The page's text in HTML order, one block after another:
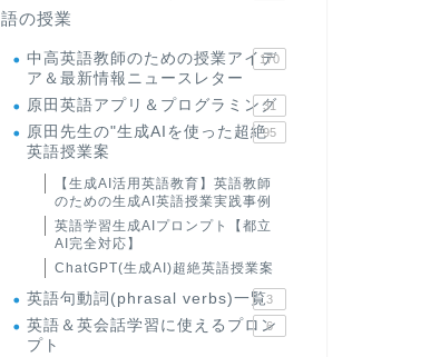
語の授業
中高英語教師のための授業アイデ
ア＆最新情報ニュースレター
170
原田英語アプリ＆プログラミング
31
原田先生の"生成AIを使った超絶
英語授業案
95
【生成AI活用英語教育】英語教師
のための生成AI英語授業実践事例
英語学習生成AIプロンプト【都立
AI完全対応】
ChatGPT(生成AI)超絶英語授業案
英語句動詞(phrasal verbs)一覧3
英語＆英会話学習に使えるプロン
プト
6